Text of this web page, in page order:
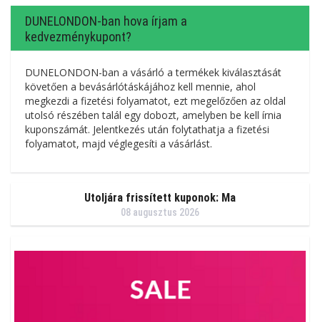
DUNELONDON-ban hova írjam a
kedvezménykupont?
DUNELONDON-ban a vásárló a termékek kiválasztását
követően a bevásárlótáskájához kell mennie, ahol
megkezdi a fizetési folyamatot, ezt megelőzően az oldal
utolsó részében talál egy dobozt, amelyben be kell írnia
kuponszámát. Jelentkezés után folytathatja a fizetési
folyamatot, majd véglegesíti a vásárlást.
Utoljára frissített kuponok: Ma
08 augusztus 2026